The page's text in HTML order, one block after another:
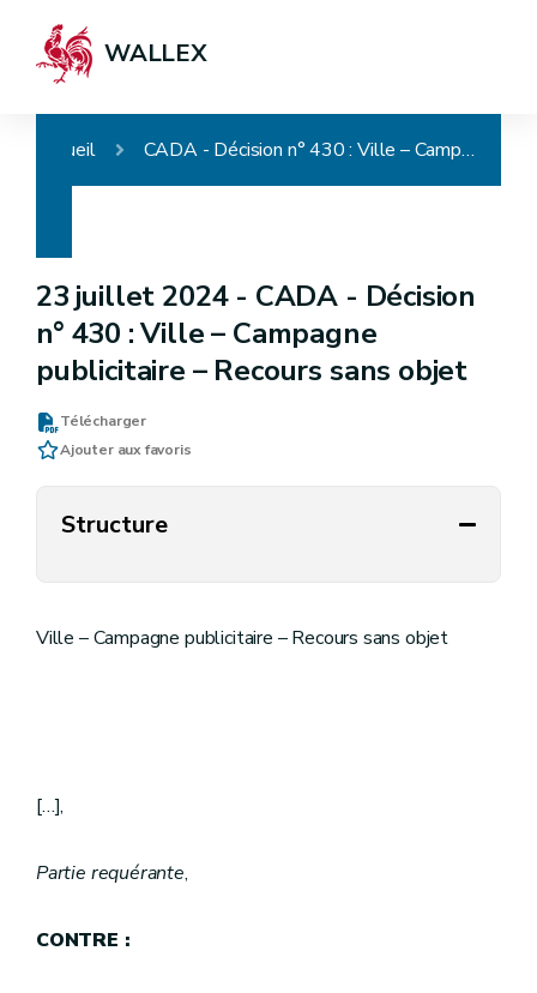
WALLEX
Accueil CADA - Décision n° 430 : Ville – Campagne publicitaire – Recours sans objet
23 juillet 2024 - CADA - Décision
n° 430 : Ville – Campagne
publicitaire – Recours sans objet
Télécharger
Ajouter aux favoris
Structure
Ville – Campagne publicitaire – Recours sans objet
[…],
Partie requérante,
CONTRE :